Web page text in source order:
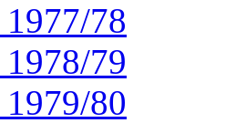
78
79
80